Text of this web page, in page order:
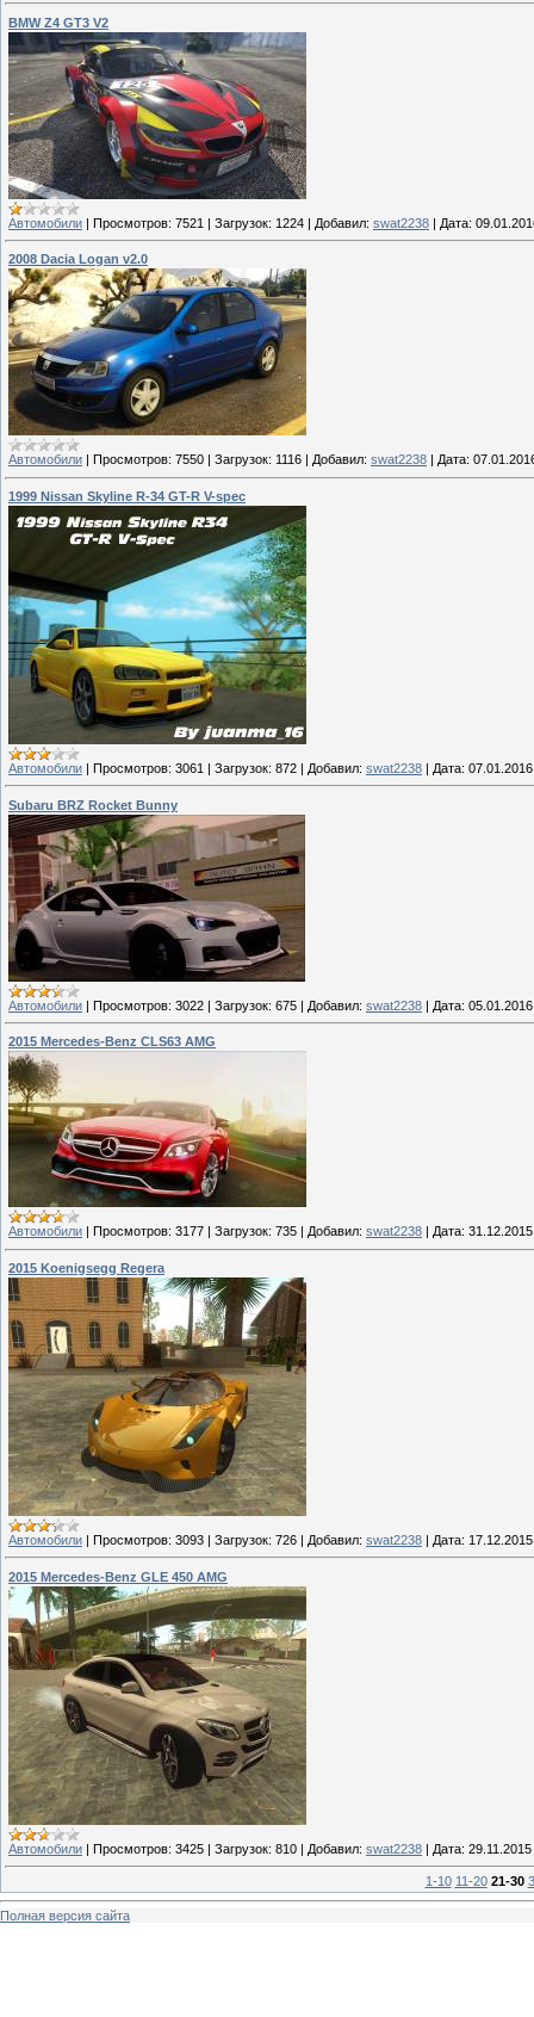
BMW Z4 GT3 V2
Автомобили | Просмотров: 7521 | Загрузок: 1224 | Добавил: swat2238 | Дата:
2008 Dacia Logan v2.0
Автомобили Просмотров: 7550 Загрузок: 1116 Добавил: swat2238 Дата:
1999 Nissan Skyline R-34 GT-R V-spec
Автомобили | Просмотров: 3061 | Загрузок: 872 | Добавил: swat2238 | Дата: 07.01.2016
Subaru BRZ Rocket Bunny
Автомобили | Просмотров: 3022 | Загрузок: 675 | Добавил: swat2238 | Дата: 05.01.2016
2015 Mercedes-Benz CLS63 AMG
Автомобили Просмотров: 3177 Загрузок: 735 Добавил: swat2238 Дата: 31.12.2015
2015 Koenigsegg Regera
Автомобили | Просмотров: 3093 | Загрузок: 726 | Добавил: swat2238 | Дата: 17.12.2015
2015 Mercedes-Benz GLE 450 AMG
Автомобили | Просмотров: 3425 | Загрузок: 810 | Добавил: swat2238 | Дата: 29.11.2015
1-10 11-20 21-30
Полная версия сайта